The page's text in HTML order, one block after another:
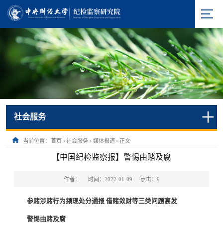
社会服务
当前位置： 首页 >社会服务>媒体报道> 正文
【中国纪检监察报】警惕由赌及腐
作者： 时间：2022-01-09 点击： 9
参赌涉赌行为频现处分通报 借赌敛财等三类问题高发
警惕由赌及腐